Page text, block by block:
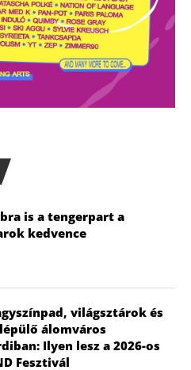
is a tengerpart a
kedvence
világsztárok és
álomváros
Ilyen lesz a 2026-os
Fesztivál